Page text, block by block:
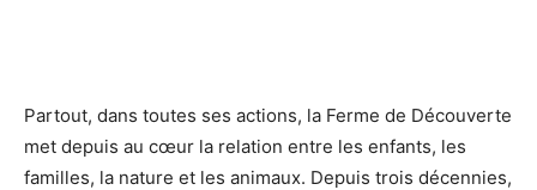
Partout, dans toutes ses actions, la Ferme de Découverte
met depuis au cœur la relation entre les enfants, les
familles, la nature et les animaux. Depuis trois décennies,